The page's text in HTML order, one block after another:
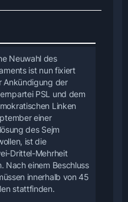
Neuwahl des
ist nun fixiert
Ankündigung der
PSL und dem
Linken
einer
des Sejm
ist die
Drittel-Mehrheit
Nach einem Beschluss
innerhalb von 45
stattfinden.